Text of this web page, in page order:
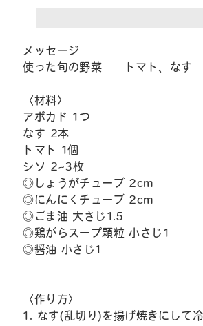
メッセージ
使った旬の野菜 トマト、なす
〈材料〉
アボカド 1つ
なす 2本
トマト 1個
シソ 2~3枚
◎しょうがチューブ 2cm
◎にんにくチューブ 2cm
◎ごま油 大さじ1.5
◎鶏がらスープ顆粒 小さじ1
◎醤油 小さじ1
〈作り方〉
1. なす(乱切り)を揚げ焼きにして